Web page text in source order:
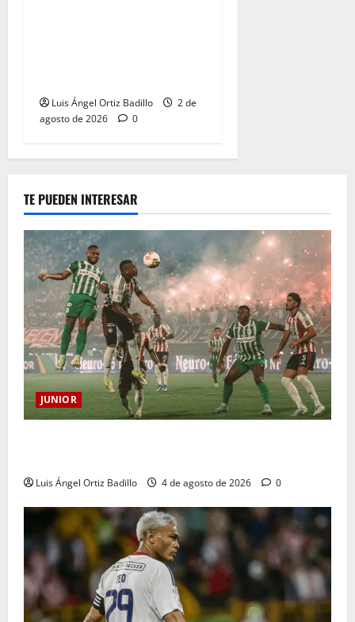
Luis Ángel Ortiz Badillo
2 de
agosto de 2026
0
TE PUEDEN INTERESAR
JUNIOR
Luis Ángel Ortiz Badillo 4 de agosto de 2026 0